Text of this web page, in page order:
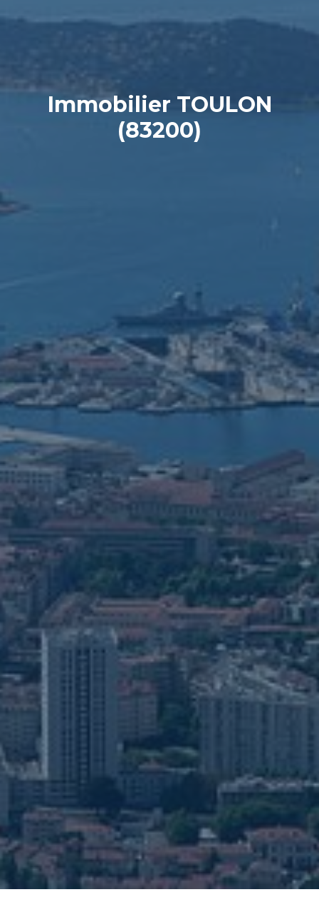
Immobilier TOULON
(83200)